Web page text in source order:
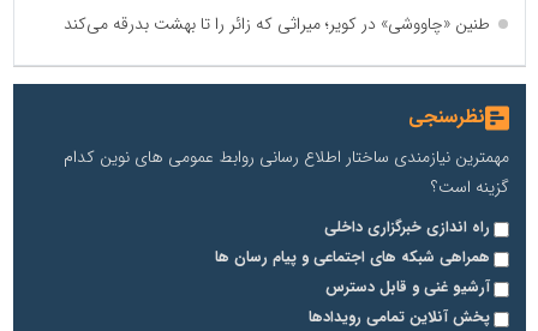
طنین «چاووشی» در کویر؛ میراثی که زائر را تا بهشت بدرقه می‌کند
نظرسنجی
مهمترین نیازمندی ساختار اطلاع رسانی روابط عمومی های نوین کدام
گزینه است؟
راه اندازی خبرگزاری داخلی
همراهی شبکه های اجتماعی و پیام رسان ها
آرشیو غنی و قابل دسترس
پخش آنلاین تمامی رویدادها